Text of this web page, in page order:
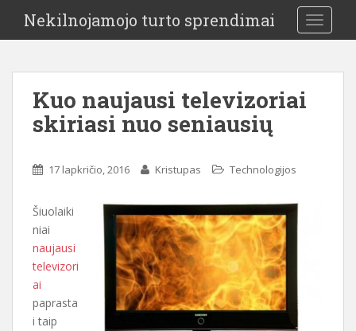
Nekilnojamojo turto sprendimai
Kuo naujausi televizoriai
skiriasi nuo seniausių
17 lapkričio, 2016 Kristupas Technologijos
Šiuolaiki
niai
naujausi
televizori
ai
paprasta
i taip